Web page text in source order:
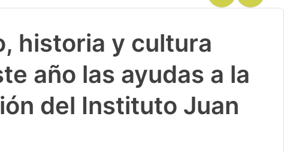
historia y cultura
año las ayudas a la
del Instituto Juan